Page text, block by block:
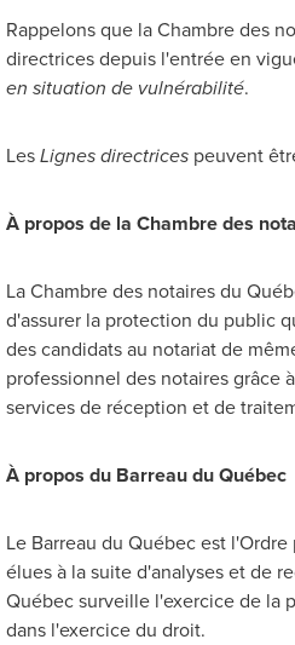
Rappelons que la Chambre des
directrices depuis l'entrée en
en situation de vulnérabilité.
LesLignes directricespeuvent
À propos de la Chambre des
La Chambre des notaires du
d'assurer la protection du public
des candidats au notariat de
professionnel des notaires grâce
services de réception et de
À propos du Barreau du Québec
Le Barreau du Québec est l'Ordre
élues à la suite d'analyses et de
Québec surveille l'exercice de la
dans l'exercice du droit.